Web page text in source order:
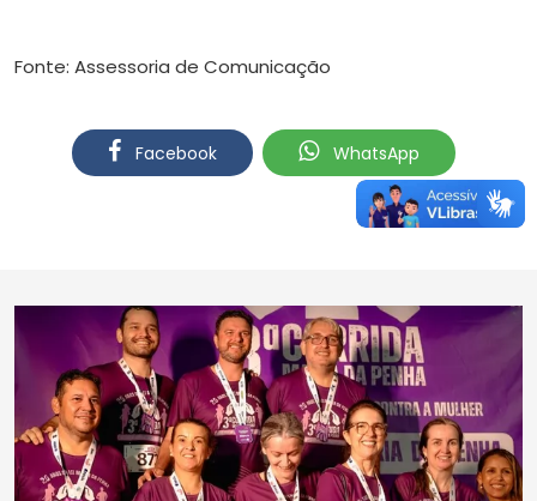
Fonte: Assessoria de Comunicação
Facebook WhatsApp